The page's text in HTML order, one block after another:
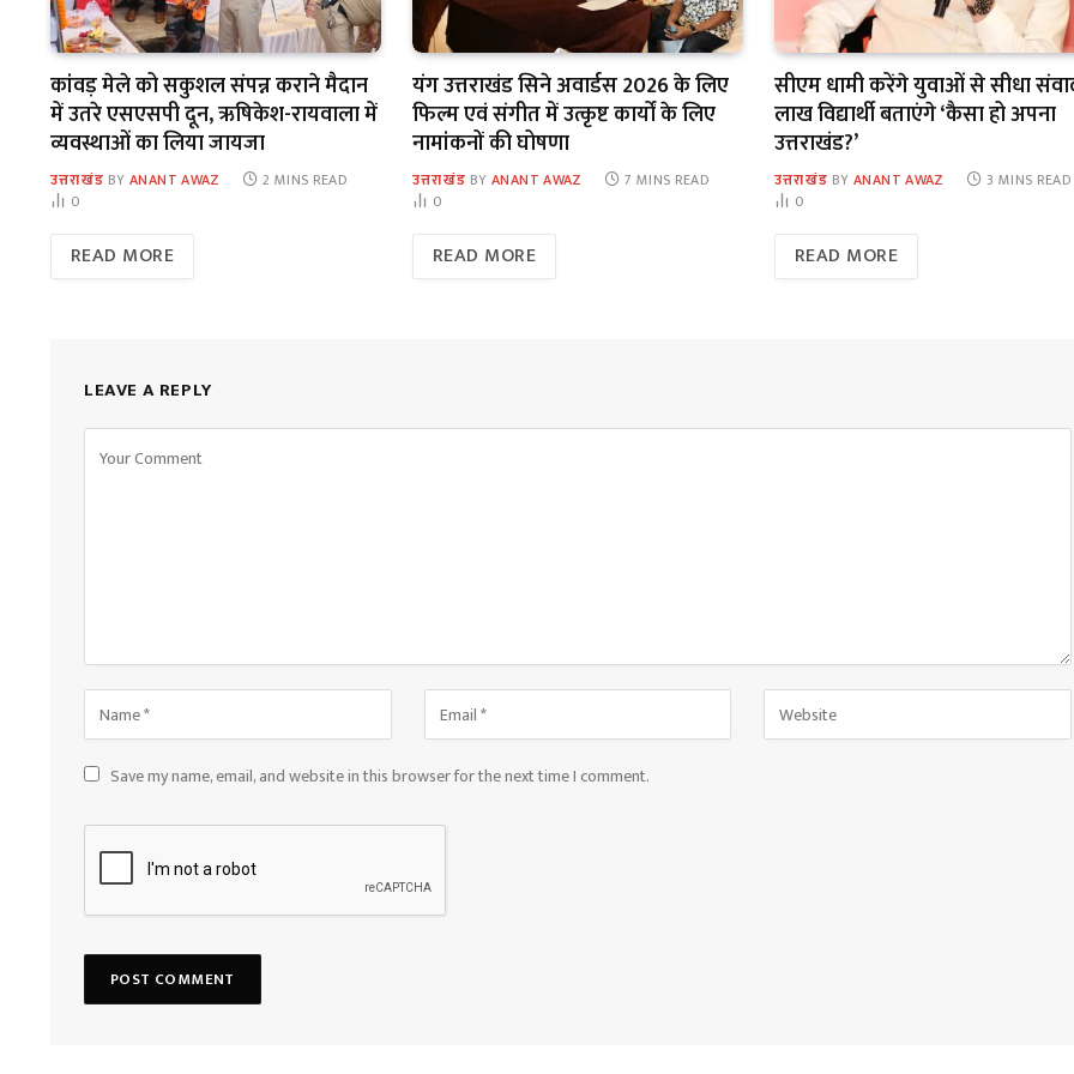
कांवड़ मेले को सकुशल संपन्न कराने मैदान
में उतरे एसएसपी दून, ऋषिकेश-रायवाला में
व्यवस्थाओं का लिया जायजा
उत्तराखंड BY ANANT AWAZ
2 MINS READ
0
READ MORE
यंग उत्तराखंड सिने अवार्डस 2026 के लिए
फिल्म एवं संगीत में उत्कृष्ट कार्यों के लिए
नामांकनों की घोषणा
उत्तराखंड BY ANANT AWAZ
7 MINS READ
0
READ MORE
सीएम धामी करेंगे युवाओं से सीधा
लाख विद्यार्थी बताएंगे ‘कैसा हो अपना
उत्तराखंड?’
उत्तराखंड BY ANANT AWAZ
3 MINS READ
0
READ MORE
LEAVE A REPLY
Save my name, email, and website in this browser for the next time I comment.